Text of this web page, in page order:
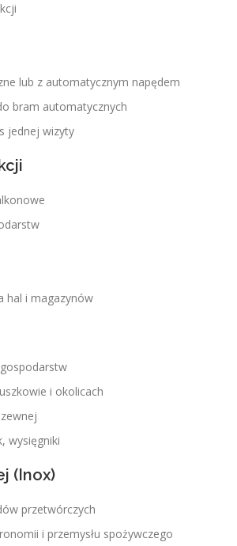
lub z automatycznym napędem
bram automatycznych
jednej wizyty
hal i magazynów
i okolicach
wysięgniki
(Inox)
przetwórczych
i przemysłu spożywczego